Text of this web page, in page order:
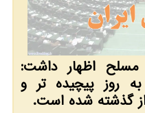
مسلح اظهار داشت:
روز پیچیده تر و
گذشته شده است.